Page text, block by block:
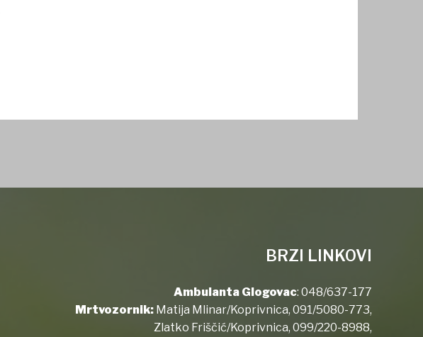
BRZI LINKOVI
Ambulanta Glogovac: 048/637-177
Mrtvozornik: Matija Mlinar/Koprivnica, 091/5080-773,
Zlatko Friščić/Koprivnica, 099/220-8988,